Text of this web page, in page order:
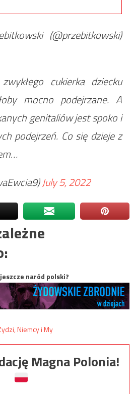
(@przebitkowski)
cukierka dziecku
mocno podejrzane. A
genitaliów jest spoko i
podejrzeń. Co się dzieje z
July 5, 2022
naród polski?
Magna Polonia!